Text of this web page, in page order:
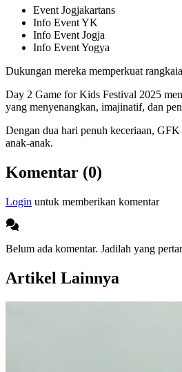
Event Jogjakartans
Info Event YK
Info Event Jogja
Info Event Yogya
Dukungan mereka memperkuat
Day 2 Game for Kids Festival 2025
yang menyenangkan, imajinatif, dan
Dengan dua hari penuh keceriaan,
anak-anak.
Komentar (0)
Login untuk memberikan komentar
Belum ada komentar. Jadilah yang
Artikel Lainnya